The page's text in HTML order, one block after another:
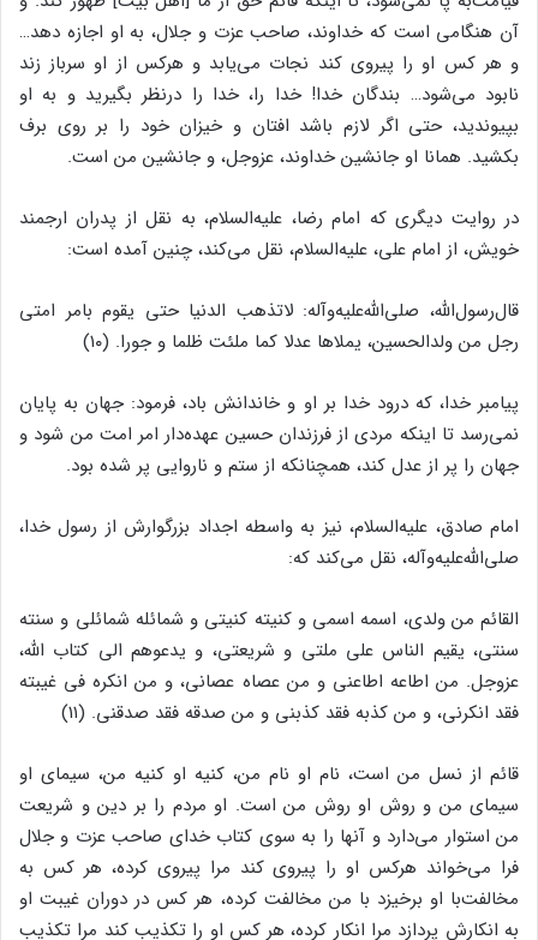
آن هنگامى است که خداوند، صاحب عزت و جلال، به او اجازه دهد…
و هر کس او را پیروى کند نجات مى‌‌یابد و هرکس از او سرباز زند
نابود مى‌‌شود… بندگان خدا! خدا را، خدا را درنظر بگیرید و به او
بپیوندید، حتى اگر لازم باشد افتان و خیزان خود را بر روى برف
بکشید. همانا او جانشین خداوند، عزوجل، و جانشین من است.
در روایت دیگرى که امام رضا، علیه‌‌السلام، به نقل از پدران ارجمند
خویش، از امام على، علیه‌‌السلام، نقل مى‌‌کند، چنین آمده است:
قال‌‌رسول‌‌الله، صلى‌‌الله‌‌علیه‌‌وآله: لاتذهب الدنیا حتى یقوم بامر امتى
رجل من ولدالحسین، یملاها عدلا کما ملئت ظلما و جورا. (۱۰)
پیامبر خدا، که درود خدا بر او و خاندانش باد، فرمود: جهان به پایان
نمى‌‌رسد تا اینکه مردى از فرزندان حسین عهده‌‌دار امر امت من شود و
جهان را پر از عدل کند، همچنانکه از ستم و ناروایى پر شده بود.
امام صادق، علیه‌‌السلام، نیز به واسطه اجداد بزرگوارش از رسول خدا،
صلى‌‌الله‌‌علیه‌‌وآله، نقل مى‌‌کند که:
القائم من ولدى، اسمه اسمى و کنیته کنیتى و شمائله شمائلى و سنته
سنتى، یقیم الناس على ملتى و شریعتى، و یدعوهم الى کتاب الله،
عزوجل. من اطاعه اطاعنى و من عصاه عصانى، و من انکره فى غیبته
فقد انکرنى، و من کذبه فقد کذبنى و من صدقه فقد صدقنى. (۱۱)
قائم از نسل من است، نام او نام من، کنیه او کنیه من، سیماى او
سیماى من و روش او روش من است. او مردم را بر دین و شریعت
من استوار مى‌‌دارد و آنها را به سوى کتاب خداى صاحب عزت و جلال
فرا مى‌‌خواند هرکس او را پیروى کند مرا پیروى کرده، هر کس به
مخالفت‌‌با او برخیزد با من مخالفت کرده، هر کس در دوران غیبت او
به انکارش پردازد مرا انکار کرده، هر کس او را تکذیب کند مرا تکذیب